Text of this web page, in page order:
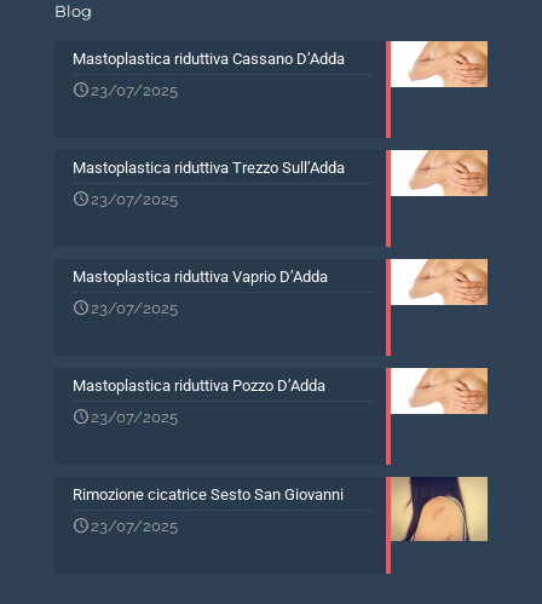
Blog
Mastoplastica riduttiva Cassano D’Adda
23/07/2025
Mastoplastica riduttiva Trezzo Sull’Adda
23/07/2025
Mastoplastica riduttiva Vaprio D’Adda
23/07/2025
Mastoplastica riduttiva Pozzo D’Adda
23/07/2025
Rimozione cicatrice Sesto San Giovanni
23/07/2025